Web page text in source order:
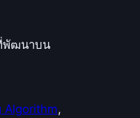
พัฒนาบน
Algorithm